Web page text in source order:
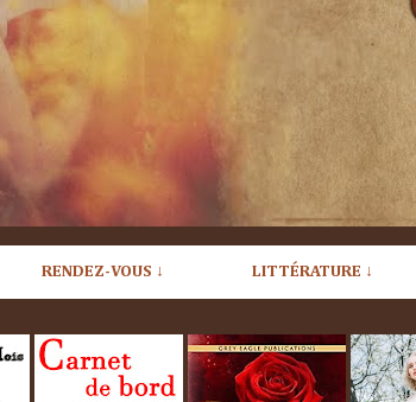
RENDEZ-VOUS ↓ LITTÉRATURE ↓